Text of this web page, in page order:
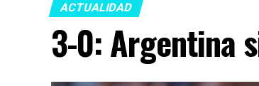
ACTUALIDAD
3-0: Argentina